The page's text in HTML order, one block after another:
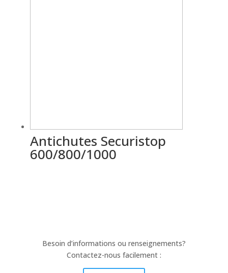
Antichutes Securistop
600/800/1000
Besoin d’informations ou renseignements?
Contactez-nous facilement :